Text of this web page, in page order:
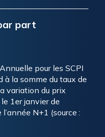
part
pour les SCPI
à la somme du taux de
variation du prix
1er janvier de
N+1 (source :